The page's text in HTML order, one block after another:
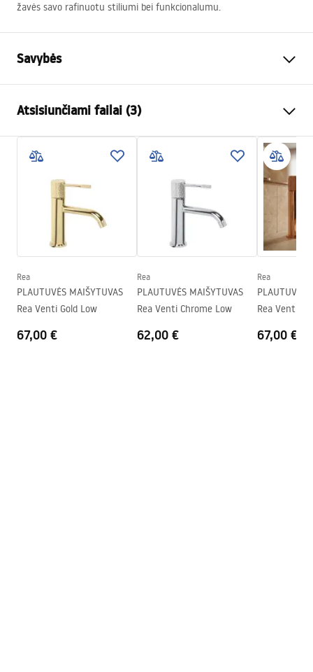
žavės savo rafinuotu stiliumi bei funkcionalumu.
Savybės
Montavimo būdas
Spalva
Varis
Snapelio tipas
Fiksuota
Medžiaga
Žalvaris
Snapelio diapazonas
mm
Dengimo technologija
PVD
Ryšio skersmuo
Garantija
5 lat
Atsisiunčiami failai (3)
Garantijos sąlygos
Surinkimo instrukcija
faucet.pdf
Saugos informacija
Rea
PLAUTUVĖS MAIŠYTUVAS
Rea Venti Gold Low
67,00 €
Rea
PLAUTUVĖS MAIŠYTUVAS
Rea Venti Chrome Low
62,00 €
Rea
PLAUTUVĖS
Rea Venti
67,00 €